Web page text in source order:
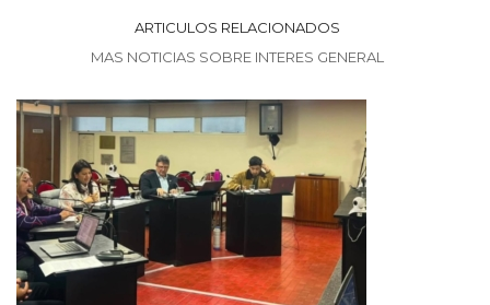
ARTICULOS RELACIONADOS
MAS NOTICIAS SOBRE INTERES GENERAL